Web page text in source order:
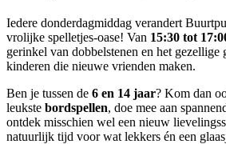
Iedere donderdagmiddag verandert
vrolijke spelletjes-oase! Van 15:30 tot
gerinkel van dobbelstenen en het gezellige
kinderen die nieuwe vrienden maken.
Ben je tussen de 6 en 14 jaar? Kom dan
leukste bordspellen, doe mee aan
ontdek misschien wel een nieuw
natuurlijk tijd voor wat lekkers én een